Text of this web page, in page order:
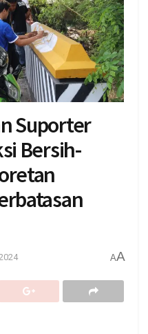
Suporter
Bersih-
AA